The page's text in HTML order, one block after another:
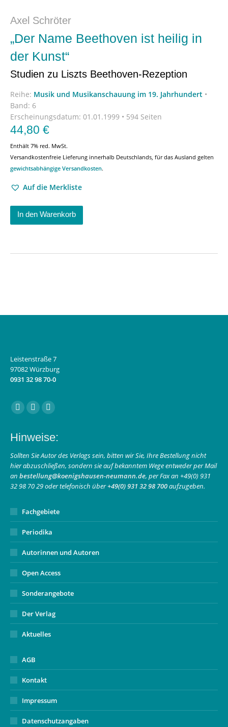
Axel Schröter
„Der Name Beethoven ist heilig in
der Kunst“
Studien zu Liszts Beethoven-Rezeption
Reihe: Musik und Musikanschauung im 19. Jahrhundert •
Band: 6
Erscheinungsdatum: 01.01.1999 • 594 Seiten
44,80 €
Enthält 7% red. MwSt.
Versandkostenfreie Lieferung innerhalb Deutschlands, für das Ausland gelten
gewichtsabhängige Versandkosten.
Auf die Merkliste
In den Warenkorb
Leistenstraße 7
97082 Würzburg
0931 32 98 70-0
Finden Sie uns auf:
Facebook
opens
in
new
window
Instagram
opens
in
new
window
E-
page
opens
in
new
window
Hinweise:
Sollten Sie Autor des Verlags sein, bitten wir Sie, Ihre Bestellung nicht
hier abzuschließen, sondern sie auf bekanntem Wege entweder per Mail
an bestellung@koenigshausen-neumann.de, per Fax an +49(0) 931
32 98 70 29 oder telefonisch über+49(0) 931 32 98 700aufzugeben.
Fachgebiete
Periodika
Autorinnen und Autoren
Open Access
Sonderangebote
Der Verlag
Aktuelles
AGB
Kontakt
Impressum
Datenschutzangaben